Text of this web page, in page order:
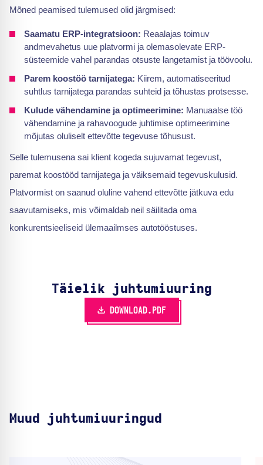
Mõned peamised tulemused olid järgmised:
Saamatu ERP-integratsioon: Reaalajas toimuv
andmevahetus uue platvormi ja olemasolevate ERP-
süsteemide vahel parandas otsuste langetamist ja töövoolu.
Parem koostöö tarnijatega: Kiirem, automatiseeritud
suhtlus tarnijatega parandas suhteid ja tõhustas protsesse.
Kulude vähendamine ja optimeerimine: Manuaalse töö
vähendamine ja rahavoogude juhtimise optimeerimine
mõjutas oluliselt ettevõtte tegevuse tõhusust.
Selle tulemusena sai klient kogeda sujuvamat tegevust,
paremat koostööd tarnijatega ja väiksemaid tegevuskulusid.
Platvormist on saanud oluline vahend ettevõtte jätkuva edu
saavutamiseks, mis võimaldab neil säilitada oma
konkurentsieeliseid ülemaailmses autotööstuses.
Täielik juhtumiuuring
DOWNLOAD.PDF
Muud juhtumiuuringud